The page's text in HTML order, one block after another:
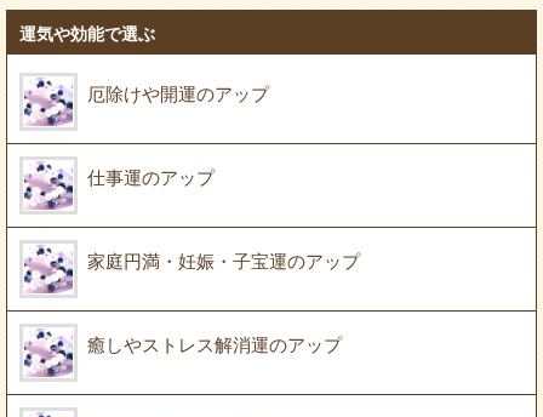
運気や効能で選ぶ
厄除けや開運のアップ
仕事運のアップ
家庭円満・妊娠・子宝運のアップ
癒しやストレス解消運のアップ